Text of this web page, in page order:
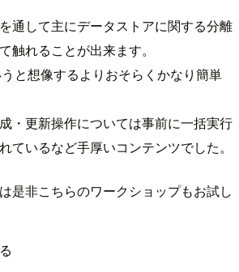
通して主にデータストアに関する分離
触れることが出来ます。
と想像するよりおそらくかなり簡単
・更新操作については事前に一括実行
ているなど手厚いコンテンツでした。
是非こちらのワークショップもお試し